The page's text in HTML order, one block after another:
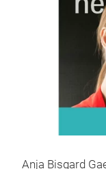
Anja Bisgard